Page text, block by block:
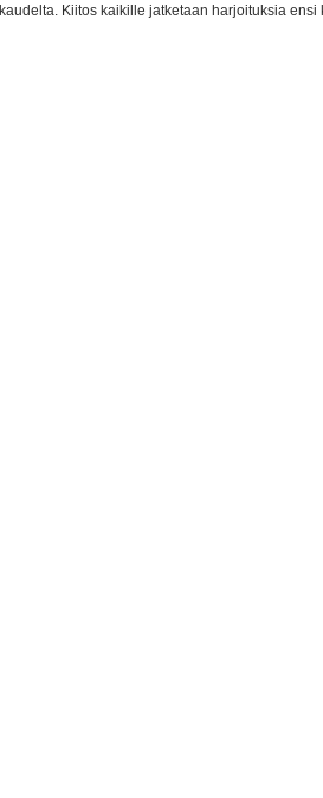
Kiitos kaikille jatketaan harjoituksia ensi